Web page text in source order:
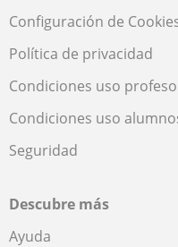
Configuración de
Política de privacidad
Condiciones uso
Condiciones uso
Seguridad
Descubre más
Ayuda